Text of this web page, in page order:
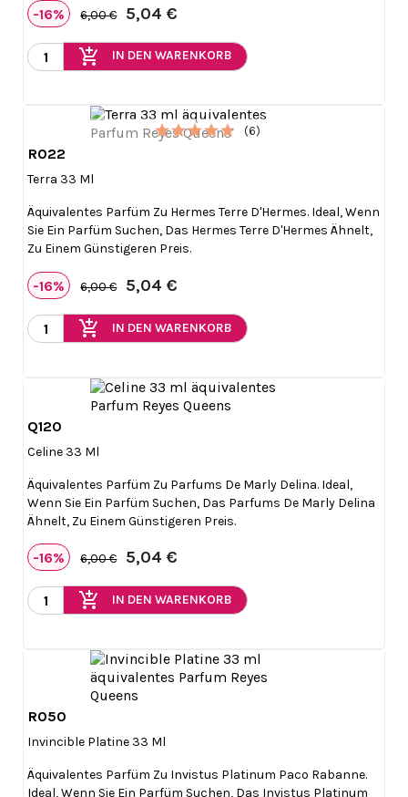
-16% 6,00 € 5,04 €
add_shopping_cart IN DEN WARENKORB
R022
Terra 33 Ml
Äquivalentes Parfüm Zu Hermes Terre D'Hermes. Ideal, Wenn
Sie Ein Parfüm Suchen, Das Hermes Terre D'Hermes Ähnelt,
Zu Einem Günstigeren Preis.
-16% 6,00 € 5,04 €
add_shopping_cart IN DEN WARENKORB
(6)
Q120
Celine 33 Ml
Äquivalentes Parfüm Zu Parfums De Marly Delina. Ideal,
Wenn Sie Ein Parfüm Suchen, Das Parfums De Marly Delina
Ähnelt, Zu Einem Günstigeren Preis.
-16% 6,00 € 5,04 €
add_shopping_cart IN DEN WARENKORB
R050
Invincible Platine 33 Ml
Äquivalentes Parfüm Zu Invistus Platinum Paco Rabanne.
Ideal, Wenn Sie Ein Parfüm Suchen, Das Invistus Platinum